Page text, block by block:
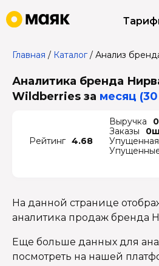
Главная / Каталог/ Анализ
Аналитика бренда
Wildberries за месяц (30
Рейтинг 4.68
Выручка
Заказы
На данной странице
аналитика продаж бренда
Еще больше данных для
посмотреть на нашей